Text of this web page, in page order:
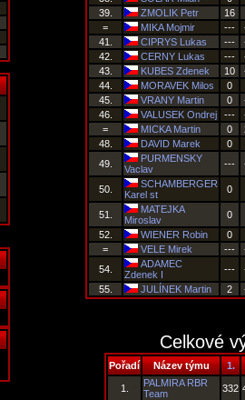
39.
ZMOLIK Petr
16
=
MIKA Mojmir ---
41.
CIPRYS Lukas ---
42.
CERNY Lukas ---
43.
KUBES Zdenek 10
44.
MORAVEK Milos
0
45.
VRANY Martin 0
46.
VALUSEK Ondrej ---
=
MICKA Martin 0
48.
DAVID Marek
0
49.
PURMENSKY
Vaclav
---
50.
SCHAMBERGER
Karel st
0
51.
MATEJKA
Miroslav
0
52.
WIENER Robin
0
=
VELE Mirek ---
54.
ADAMEC
Zdenek I
---
55.
JULÍNEK Martin 2
Celkové
Pořadí Název týmu 1.
1.
PALMIRA RBR
Team
332